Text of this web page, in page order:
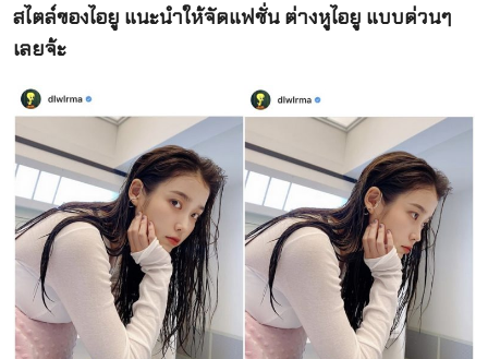
สไตล์ของไอยู แนะนำให้จัดแฟชั่น ต่างหูไอยู แบบด่วนๆ
เลยจ้ะ